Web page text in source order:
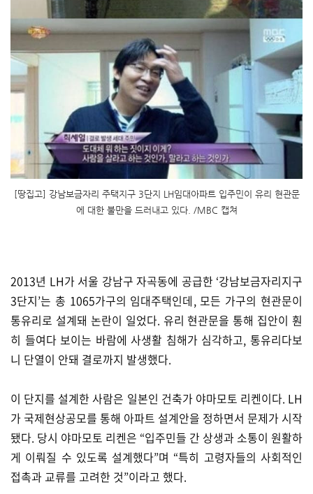
[땅집고] 강남보금자리 주택지구 3단지 LH임대아파트 입주민이 유리 현관문
에 대한 불만을 드러내고 있다. /MBC 캡쳐
2013년 LH가 서울 강남구 자곡동에 공급한 ‘강남보금자리지구
3단지’는 총 1065가구의 임대주택인데, 모든 가구의 현관문이
통유리로 설계돼 논란이 일었다. 유리 현관문을 통해 집안이 훤
히 들여다 보이는 바람에 사생활 침해가 심각하고, 통유리다보
니 단열이 안돼 결로까지 발생했다.
이 단지를 설계한 사람은 일본인 건축가 야마모토 리켄이다. LH
가 국제현상공모를 통해 아파트 설계안을 정하면서 문제가 시작
됐다. 당시 야마모토 리켄은 “입주민들 간 상생과 소통이 원활하
게 이뤄질 수 있도록 설계했다”며 “특히 고령자들의 사회적인
접촉과 교류를 고려한 것”이라고 했다.